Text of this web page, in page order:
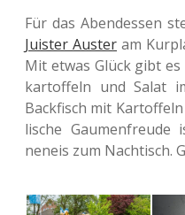
Für das Abend­essen
Juis­ter Auster am
Mit etwas Glück gibt
kar­tof­feln und Salat
Back­fisch mit
li­sche
nen­eis zum Nach­tisch.